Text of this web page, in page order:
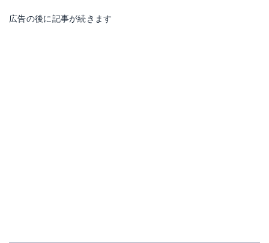
広告の後に記事が続きます